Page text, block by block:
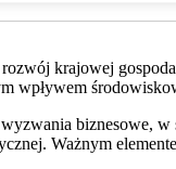
krajowej
biznesowe,
Ważnym